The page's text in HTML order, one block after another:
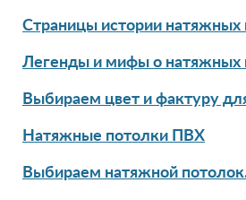
Страницы истории натяжных
Легенды и мифы о натяжных
Выбираем цвет и фактуру
Натяжные потолки ПВХ
Выбираем натяжной